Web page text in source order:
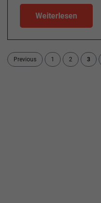
Weiterlesen
Previous 1 2 3